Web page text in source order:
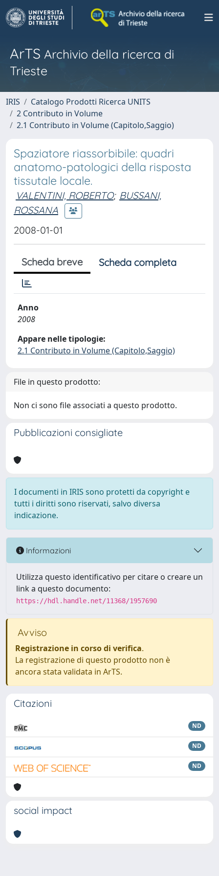
ArTS Archivio della ricerca di
Trieste
IRIS
Catalogo Prodotti Ricerca UNITS
2 Contributo in Volume
2.1 Contributo in Volume (Capitolo,Saggio)
Spaziatore riassorbibile: quadri
anatomo-patologici della risposta
tissutale locale.
VALENTINI, ROBERTO; BUSSANI,
ROSSANA
2008-01-01
Scheda breve Scheda completa
Anno
2008
Appare nelle tipologie:
2.1 Contributo in Volume (Capitolo,Saggio)
File in questo prodotto:
Non ci sono file associati a questo prodotto.
Pubblicazioni consigliate
I documenti in IRIS sono protetti da copyright e
tutti i diritti sono riservati, salvo diversa
indicazione.
Informazioni
Utilizza questo identificativo per citare o creare un
link a questo documento:
https://hdl.handle.net/11368/1957690
Avviso
Registrazione in corso di verifica.
La registrazione di questo prodotto non è
ancora stata validata in ArTS.
Citazioni
ND
ND
ND
social impact